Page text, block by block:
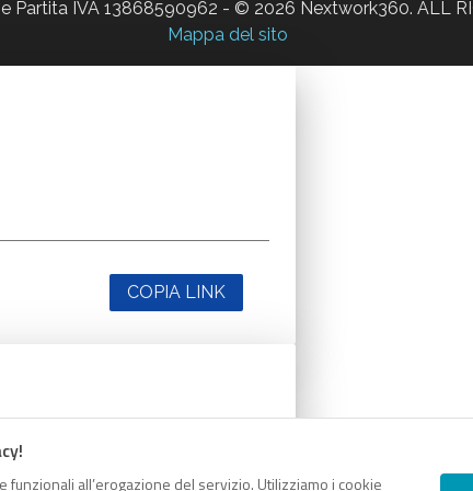
all’erogazione del servizio. Utilizziamo i cookie
Partita IVA 13868590962 - © 2026 Nextwork360. ALL
Mappa del sito
COPIA LINK